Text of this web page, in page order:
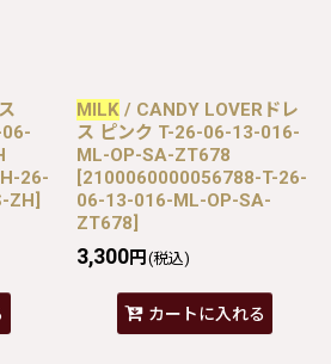
26-
ZH]
MILK / CANDY LOVERドレ
ス ピンク T-26-06-13-016-
ML-OP-SA-ZT678
[2100060000056788-T-26-
06-13-016-ML-OP-SA-
ZT678]
3,300円 (税込)
カートに入れる